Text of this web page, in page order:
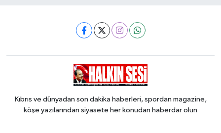
Kıbrıs ve dünyadan son dakika haberleri, spordan magazine,
köşe yazılarından siyasete her konudan haberdar olun